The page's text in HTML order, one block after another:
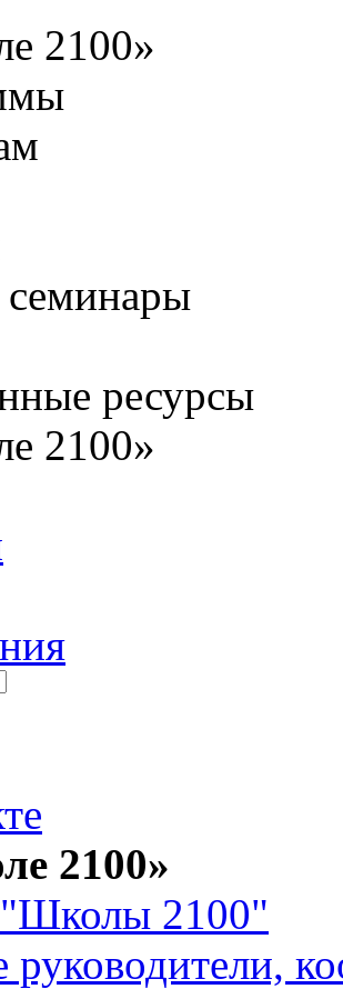
2100»
ресурсы
2100»
2100»
2100"